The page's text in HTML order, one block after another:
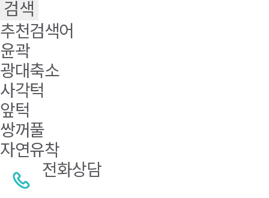
추천검색어
윤곽
광대축소
사각턱
앞턱
쌍꺼풀
자연유착
전화상담